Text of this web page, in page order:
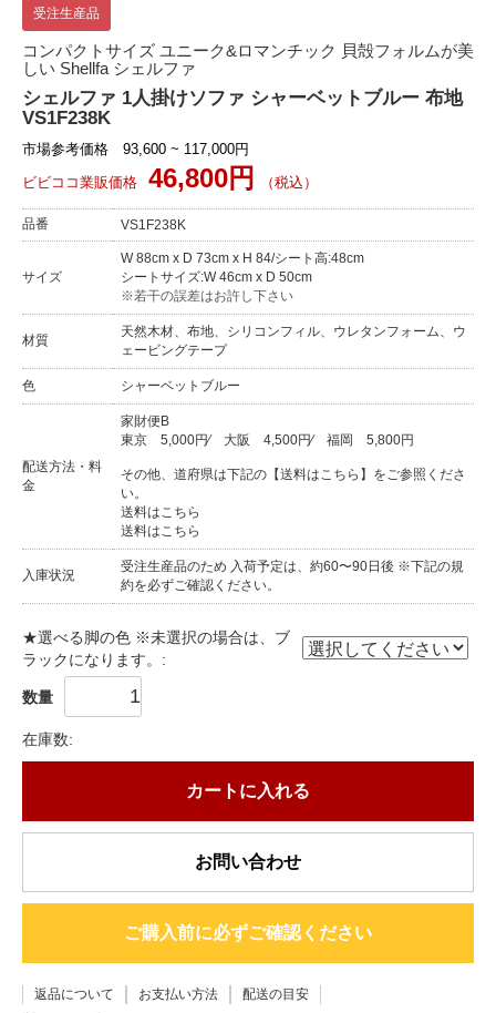
受注生産品
コンパクトサイズ ユニーク&ロマンチック 貝殻フォルムが美
しい Shellfa シェルファ
シェルファ 1人掛けソファ シャーベットブルー 布地
VS1F238K
市場参考価格 93,600 ~ 117,000円
ビビココ業販価格
46,800円 （税込）
品番 VS1F238K
サイズ
W 88cm x D 73cm x H 84/シート高:48cm
シートサイズ:W 46cm x D 50cm
※若干の誤差はお許し下さい
材質
天然木材、布地、シリコンフィル、ウレタンフォーム、ウ
ェービングテープ
色 シャーベットブルー
配送方法・料
金
家財便B
東京
5,000円⁄ 大阪 4,500円⁄ 福岡 5,800円
その他、道府県は下記の【送料はこちら】をご参照くださ
い。
送料はこちら
送料はこちら
入庫状況
受注生産品のため 入荷予定は、約60〜90日後 ※下記の規
約を必ずご確認ください。
★選べる脚の色 ※未選択の場合は、ブ
ラックになります。:
数量
在庫数:
カートに入れる
お問い合わせ
ご購入前に必ずご確認ください
返品について お支払い方法 配送の目安